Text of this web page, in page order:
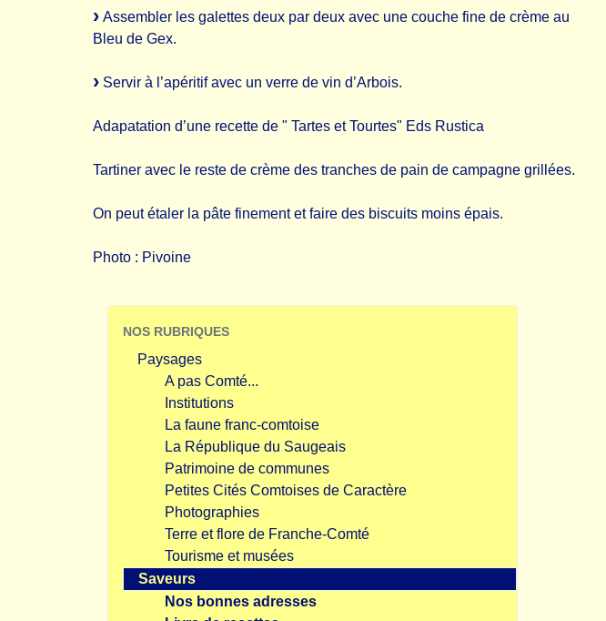
Assembler les galettes deux par deux avec une couche fine de crème au
Bleu de Gex.
Servir à l’apéritif avec un verre de vin d’Arbois.
Adapatation d’une recette de " Tartes et Tourtes" Eds Rustica
Tartiner avec le reste de crème des tranches de pain de campagne grillées.
On peut étaler la pâte finement et faire des biscuits moins épais.
Photo : Pivoine
NOS RUBRIQUES
Paysages
A pas Comté...
Institutions
La faune franc-comtoise
La République du Saugeais
Patrimoine de communes
Petites Cités Comtoises de Caractère
Photographies
Terre et flore de Franche-Comté
Tourisme et musées
Saveurs
Nos bonnes adresses